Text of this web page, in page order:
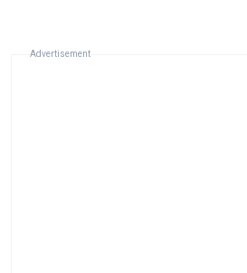
Advertisement